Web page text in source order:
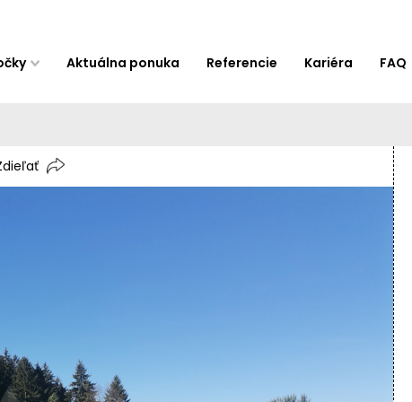
Aktuálna ponuka Referencie Kariéra FAQ